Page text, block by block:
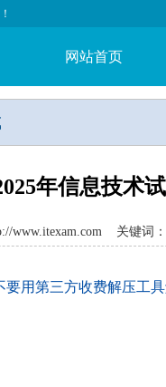
网站首页
年信息技术
www.itexam.com 关键
要用第三方收费解压工